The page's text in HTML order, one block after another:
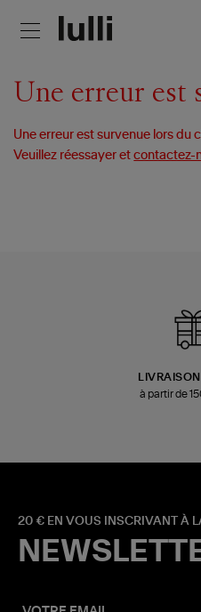
Une erreur est
Une erreur est survenue lors du
Veuillez réessayer etcontactez-
à partir de
20 € EN VOUS INSCRIVANT À